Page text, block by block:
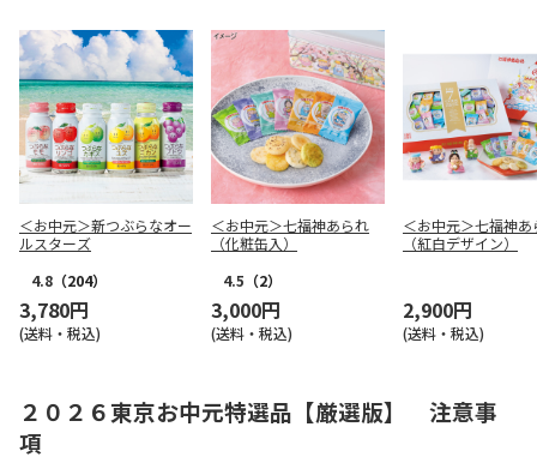
＜お中元＞新つぶらなオー
ルスターズ
4.8 （204）
3,780円
(送料・税込)
＜お中元＞七福神あられ
（化粧缶入）
4.5 （2）
3,000円
(送料・税込)
＜お中元＞七福神あ
（紅白デザイン）
2,900円
(送料・税込)
２０２６東京お中元特選品【厳選版】 注意事
項